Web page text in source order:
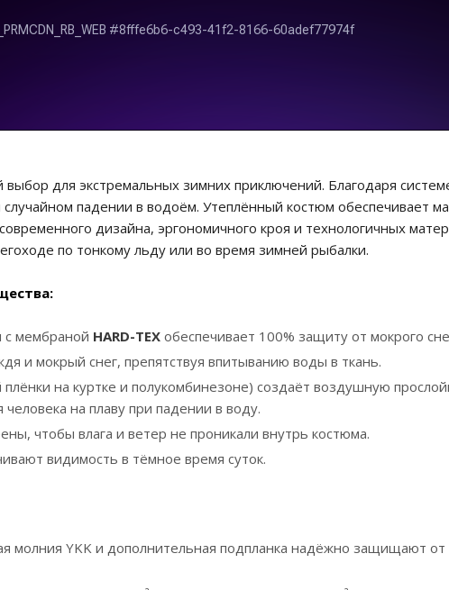
для экстремальных зимних приключений. Благодаря
падении в водоём. Утеплённый костюм обеспечивает
дизайна, эргономичного кроя и технологичных
по тонкому льду или во время зимней рыбалки.
с мембраной HARD-TEX обеспечивает 100% защиту от мокрого
и мокрый снег, препятствуя впитыванию воды в ткань.
плёнки на куртке и полукомбинезоне) создаёт воздушную
на плаву при падении в воду.
чтобы влага и ветер не проникали внутрь костюма.
видимость в тёмное время суток.
молния YKK и дополнительная подпланка надёжно защищают